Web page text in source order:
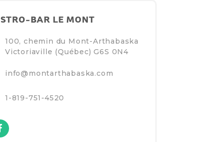
BAR LE MONT
100, chemin du Mont-Arthabaska
Victoriaville (Québec)G6S 0N4
info@montarthabaska.com
1-819-751-4520